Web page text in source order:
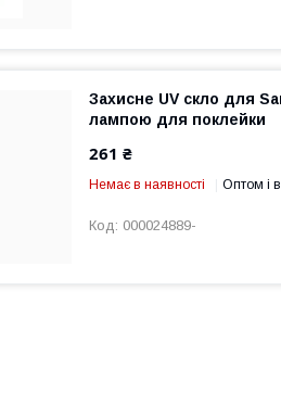
Захисне UV скло для
лампою для поклейки
261 ₴
Немає в наявності Оптом і
000024889-